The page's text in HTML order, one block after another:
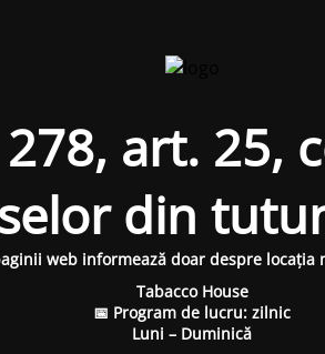
art. 25,
din
web informează doar despre locația
Tabacco House
📅 Program de lucru: zilnic
Luni – Duminică